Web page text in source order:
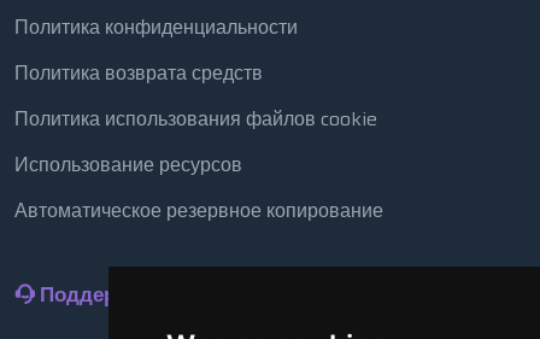
Политика конфиденциальности
Политика возврата средств
Политика использования файлов cookie
Использование ресурсов
Автоматическое резервное копирование
Поддержка